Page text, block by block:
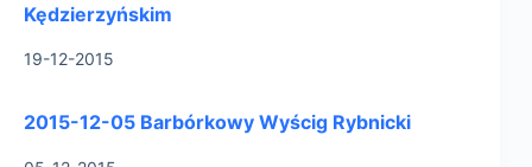
Kędzierzyńskim
19-12-2015
2015-12-05 Barbórkowy Wyścig Rybnicki